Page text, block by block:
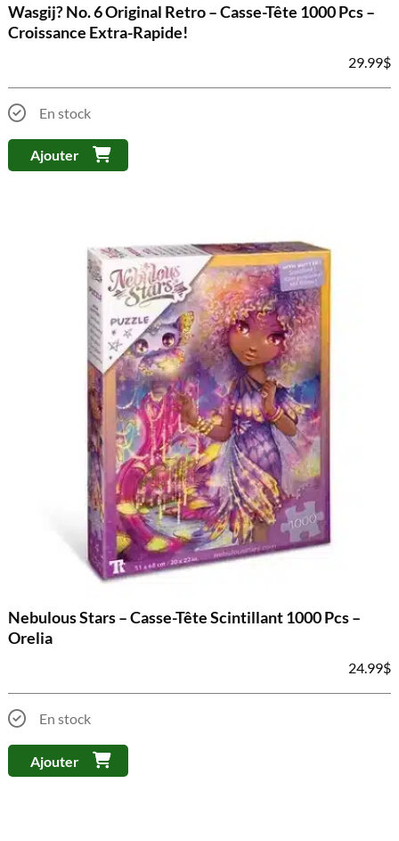
Wasgij? No. 6 Original Retro – Casse-Tête 1000 Pcs –
Croissance Extra-Rapide!
29.99$
En stock
Ajouter
Nebulous Stars – Casse-Tête Scintillant 1000 Pcs –
Orelia
24.99$
En stock
Ajouter